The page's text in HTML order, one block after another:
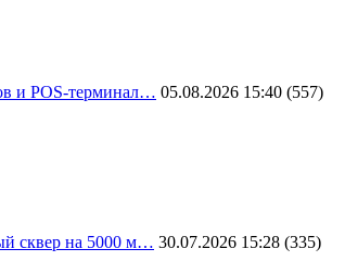
и POS-терминал… 05.08.2026 15:40 (557)
сквер на 5000 м… 30.07.2026 15:28 (335)